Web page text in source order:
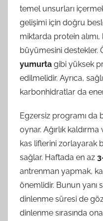
temel unsurları
gelişimi için doğru
miktarda protein alımı,
büyümesini destekler.
yumurta gibi yüksek
edilmelidir. Ayrıca,
karbonhidratlar da
Egzersiz programı da
oynar. Ağırlık
kas liflerini zorlayarak
sağlar. Haftada en az
antrenman yapmak,
önemlidir. Bunun yanı
dinlenme süresi de
dinlenme sırasında